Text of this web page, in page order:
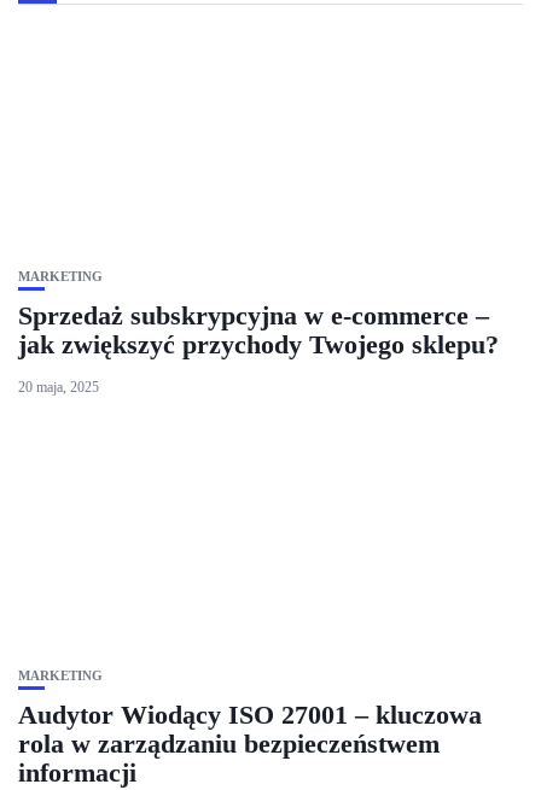
MARKETING
Sprzedaż subskrypcyjna w e-commerce –
jak zwiększyć przychody Twojego sklepu?
20 maja, 2025
MARKETING
Audytor Wiodący ISO 27001 – kluczowa
rola w zarządzaniu bezpieczeństwem
informacji